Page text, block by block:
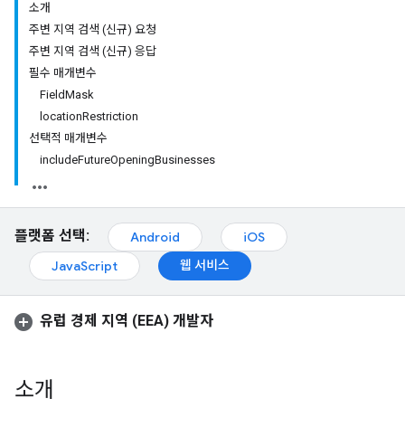
소개
주변 지역 검색 (신규) 요청
주변 지역 검색 (신규) 응답
필수 매개변수
FieldMask
locationRestriction
선택적 매개변수
includeFutureOpeningBusinesses
플랫폼 선택: Android
iOS
JavaScript
웹 서비스
유럽 경제 지역 (EEA) 개발자
소개